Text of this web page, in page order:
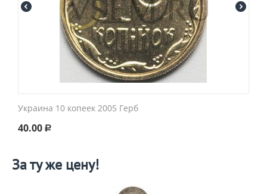
Украина 10 копеек 2005 Герб
40.00 Р
За ту же цену!